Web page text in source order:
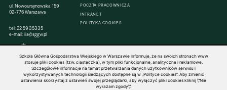
ul. Nowoursynowska 159
02-776 Warszawa
tel:22 59 35335
e-mail:iis@sggw.pl
POCZTA PRACOWNICZA
INTRANET
POLITYKA COOKIES
© 1816–2026 SGGW — ALL RIGHTS RESERVED
Szkoła Główna Gospodarstwa Wiejskiego w Warszawie informuje, że na swoich stronach www
stosuje pliki cookies (tzw. ciasteczka), w tym pliki funkcjonalne, analityczne i reklamowe.
Szczegółowe informacje na temat przetwarzania danych użytkowników serwisu i
wykorzystywanych technologii śledzących dostępne są w „Polityce cookies”. Aby zmienić
ustawienia skorzystaj z ustawień swojej przeglądarki, aby wyłączyć pliki cookies kliknij \"Nie
wyrażam zgody\".